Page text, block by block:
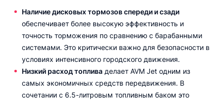
Наличие дисковых тормозов спереди и сзади
обеспечивает более высокую эффективность и
точность торможения по сравнению с барабанными
системами. Это критически важно для безопасности в
условиях интенсивного городского движения.
Низкий расход топлива делает AVM Jet одним из
самых экономичных средств передвижения. В
сочетании с 6.5-литровым топливным баком это